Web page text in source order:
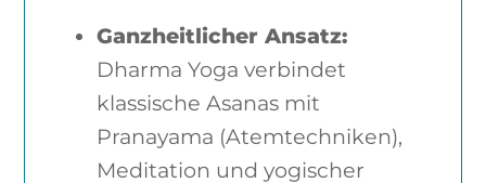
Ganzheitlicher Ansatz:
Dharma Yoga verbindet
klassische Asanas mit
Pranayama (Atemtechniken),
Meditation und yogischer